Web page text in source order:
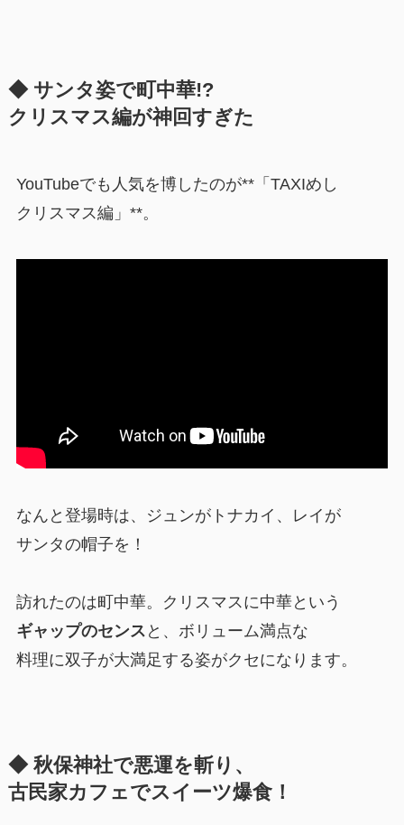
◆ サンタ姿で町中華!?
クリスマス編が神回すぎた
YouTubeでも人気を博したのが**「TAXIめし
クリスマス編」**。
なんと登場時は、ジュンがトナカイ、レイが
サンタの帽子を！
訪れたのは町中華。クリスマスに中華という
ギャップのセンス と、ボリューム満点な
料理に双子が大満足する姿がクセになります。
◆ 秋保神社で悪運を斬り、
古民家カフェでスイーツ爆食！